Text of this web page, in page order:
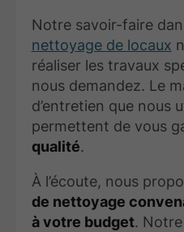
Notre savoir-faire
nettoyage de locaux
réaliser les travaux
nous demandez. Le
d’entretien que nous
permettent de vous
qualité.
À l’écoute, nous
de nettoyage
à votre budget.